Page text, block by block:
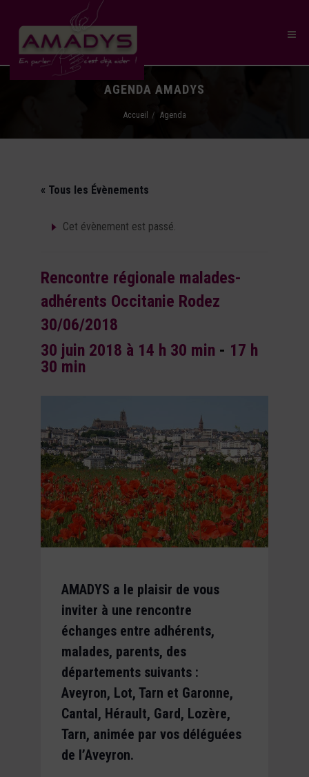
AGENDA AMADYS
Accueil Agenda
« Tous les Évènements
Cet évènement est passé.
Rencontre régionale malades-
adhérents Occitanie Rodez
30/06/2018
30 juin 2018 à 14 h 30 min - 17 h
30 min
AMADYS a le plaisir de vous
inviter à une rencontre
échanges entre adhérents,
malades, parents, des
départements suivants :
Aveyron, Lot, Tarn et Garonne,
Cantal, Hérault, Gard, Lozère,
Tarn, animée par vos déléguées
de l’Aveyron.